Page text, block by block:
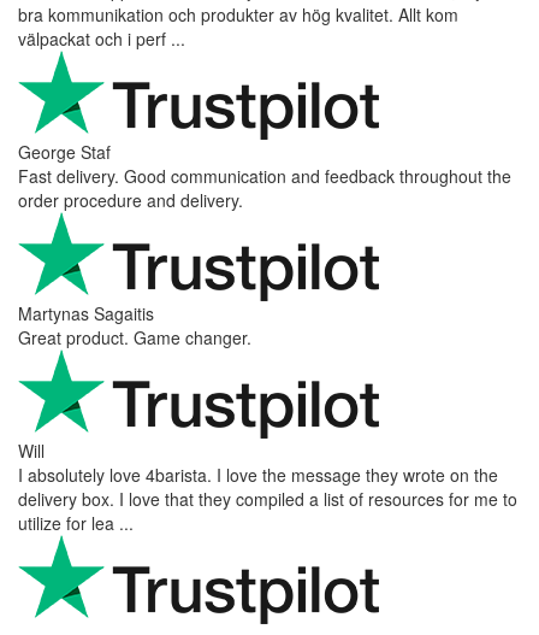
bra kommunikation och produkter av hög kvalitet. Allt kom
välpackat och i perf ...
George Staf
Fast delivery. Good communication and feedback throughout the
order procedure and delivery.
Martynas Sagaitis
Great product. Game changer.
Will
I absolutely love 4barista. I love the message they wrote on the
delivery box. I love that they compiled a list of resources for me to
utilize for lea ...